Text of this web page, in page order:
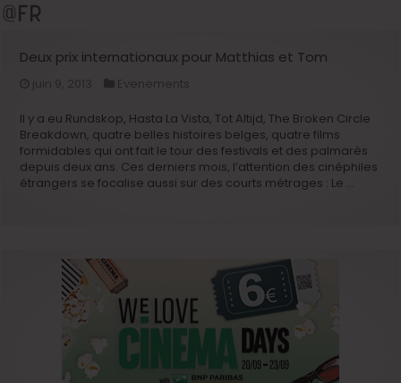
@FR
Deux prix internationaux pour Matthias et Tom
juin 9, 2013 Evenements
Il y a eu Rundskop, Hasta La Vista, Tot Altijd, The Broken Circle
Breakdown, quatre belles histoires belges, quatre films
formidables qui ont fait le tour des festivals et des palmarès
depuis deux ans. Ces derniers mois, l’attention des cinéphiles
étrangers se focalise aussi sur des courts métrages : Le …